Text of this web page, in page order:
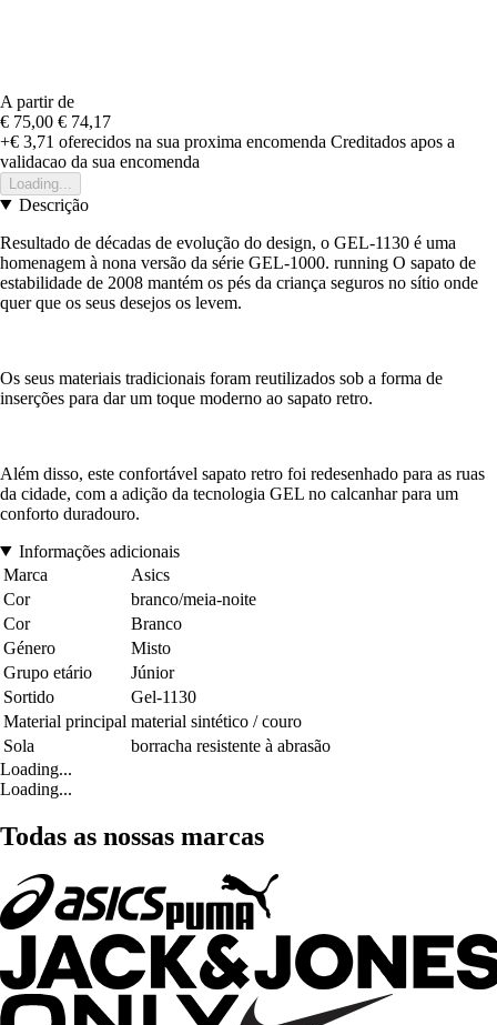
A partir de
€ 75,00 € 74,17
+€ 3,71 oferecidos na sua proxima encomenda Creditados apos a
validacao da sua encomenda
Loading...
Descrição
Resultado de décadas de evolução do design, o GEL-1130 é uma
homenagem à nona versão da série GEL-1000. running O sapato de
estabilidade de 2008 mantém os pés da criança seguros no sítio onde
quer que os seus desejos os levem.
Os seus materiais tradicionais foram reutilizados sob a forma de
inserções para dar um toque moderno ao sapato retro.
Além disso, este confortável sapato retro foi redesenhado para as ruas
da cidade, com a adição da tecnologia GEL no calcanhar para um
conforto duradouro.
Informações adicionais
Marca
Asics
Cor
branco/meia-noite
Cor
Branco
Género
Misto
Grupo etário
Júnior
Sortido
Gel-1130
Material principal material sintético / couro
Sola
borracha resistente à abrasão
Loading...
Loading...
Todas as nossas marcas